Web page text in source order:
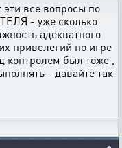
эти все вопросы по
- уже сколько
адекватного
привелегий по игре
контролем был тоже ,
- давайте так